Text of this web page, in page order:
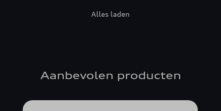
Alles laden
Aanbevolen producten